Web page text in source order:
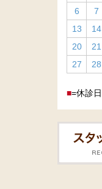
6
7
13
14
20
21
27
28
■=休診日